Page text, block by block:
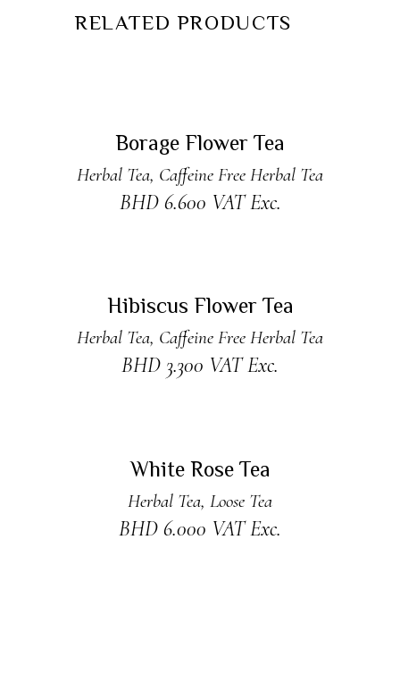
RELATED PRODUCTS
Borage Flower Tea
Herbal Tea, Caffeine Free Herbal Tea
BHD 6.600 VAT Exc.
Hibiscus Flower Tea
Herbal Tea, Caffeine Free Herbal Tea
BHD 3.300 VAT Exc.
White Rose Tea
Herbal Tea, Loose Tea
BHD 6.000 VAT Exc.